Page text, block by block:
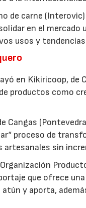
de carne
en el
usos y
en Kikiricoop, de
productos como
Cangas
proceso de
artesanales sin
que ofrece
y aporta,